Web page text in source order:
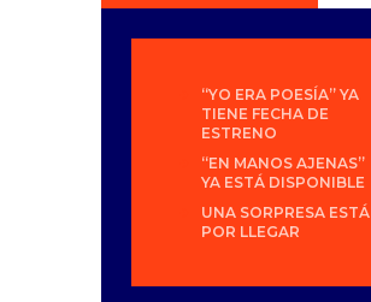
“YO ERA POESÍA” YA
TIENE FECHA DE
ESTRENO
“EN MANOS AJENAS”
YA ESTÁ DISPONIBLE
UNA SORPRESA ESTÁ
POR LLEGAR